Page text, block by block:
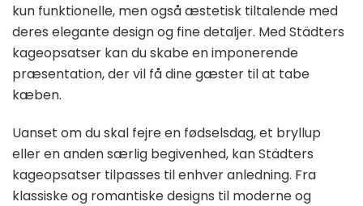
kun funktionelle, men også æstetisk tiltalende med
deres elegante design og fine detaljer. Med Städters
kageopsatser kan du skabe en imponerende
præsentation, der vil få dine gæster til at tabe
kæben.
Uanset om du skal fejre en fødselsdag, et bryllup
eller en anden særlig begivenhed, kan Städters
kageopsatser tilpasses til enhver anledning. Fra
klassiske og romantiske designs til moderne og